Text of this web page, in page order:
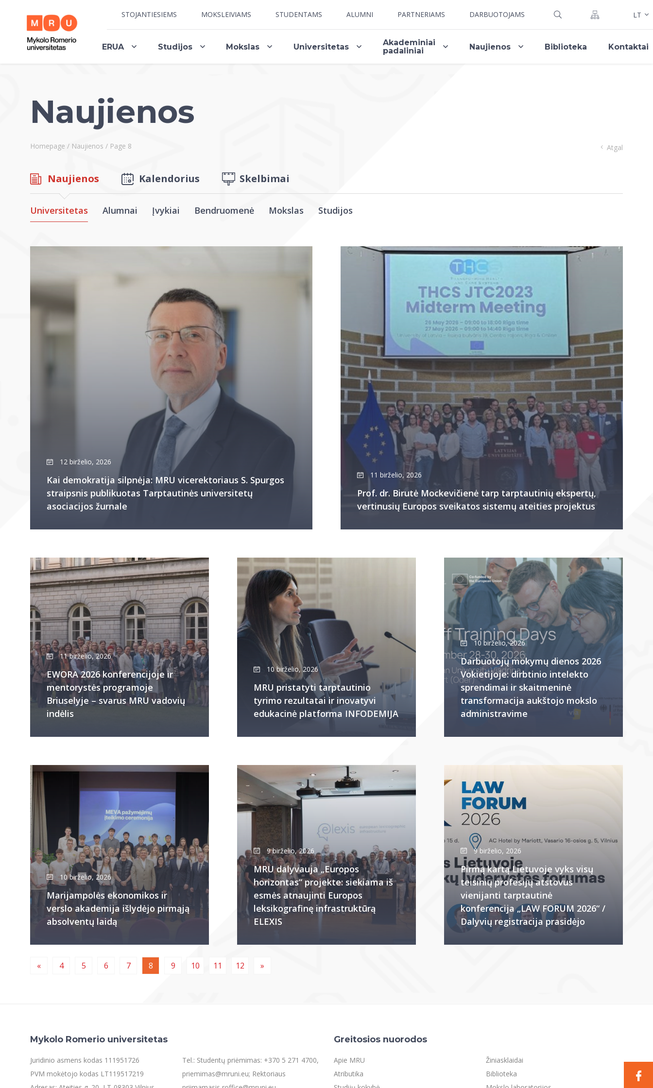
STOJANTIESIEMS MOKSLEIVIAMS STUDENTAMS ALUMNI PARTNERIAMS DARBUOTOJAMS LT
ERUA Studijos Mokslas Universitetas
Akademiniai
padaliniai
Naujienos Biblioteka Kontaktai
Naujienos
Homepage / Naujienos / Page 8 Atgal
Naujienos Kalendorius Skelbimai
Universitetas Alumnai Įvykiai Bendruomenė Mokslas Studijos
12 birželio, 2026
Kai demokratija silpnėja: MRU vicerektoriaus S. Spurgos
straipsnis publikuotas Tarptautinės universitetų
asociacijos žurnale
11 birželio, 2026
Prof. dr. Birutė Mockevičienė tarp tarptautinių ekspertų,
vertinusių Europos sveikatos sistemų ateities projektus
11 birželio, 2026
EWORA 2026 konferencijoje ir
mentorystės programoje
Briuselyje – svarus MRU vadovių
indėlis
10 birželio, 2026
MRU pristatyti tarptautinio
tyrimo rezultatai ir inovatyvi
edukacinė platforma INFODEMIJA
10 birželio, 2026
Darbuotojų mokymų dienos 2026
Vokietijoje: dirbtinio intelekto
sprendimai ir skaitmeninė
transformacija aukštojo mokslo
administravime
10 birželio, 2026
Marijampolės ekonomikos ir
verslo akademija išlydėjo pirmąją
absolventų laidą
9 birželio, 2026
MRU dalyvauja „Europos
horizontas“ projekte: siekiama iš
esmės atnaujinti Europos
leksikografinę infrastruktūrą
ELEXIS
9 birželio, 2026
Pirmą kartą Lietuvoje vyks visų
teisinių profesijų atstovus
vienijanti tarptautinė
konferencija „LAW FORUM 2026“ /
Dalyvių registracija prasidėjo
« 4 5 6 7 8 9 10 11 12 »
Mykolo Romerio universitetas
Juridinio asmens kodas 111951726
PVM mokėtojo kodas LT119517219
Tel.: Studentų priėmimas: +370 5 271 4700,
priemimas@mruni.eu; Rektoriaus
Greitosios nuorodos
Apie MRU
Atributika
Žiniasklaidai
Biblioteka